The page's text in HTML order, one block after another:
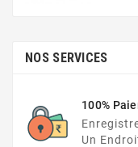
NOS SERVICES
100%
Un